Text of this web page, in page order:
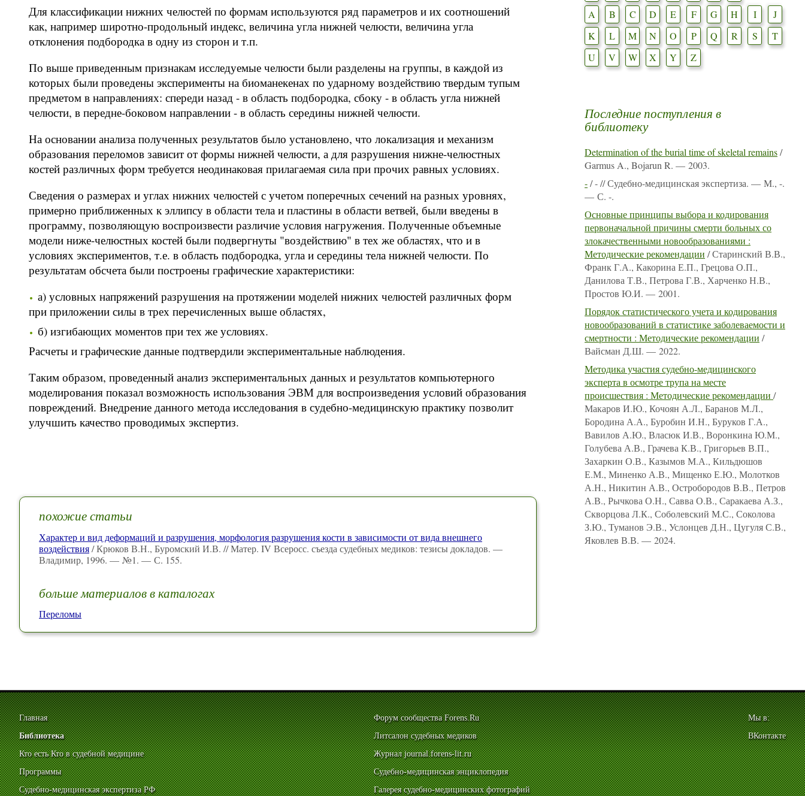
Для классификации нижних челюстей по формам используются ряд параметров и их соотношений
как, например широтно-продольный индекс, величина угла нижней челюсти, величина угла
отклонения подбородка в одну из сторон и т.п.
По выше приведенным признакам исследуемые челюсти были разделены на группы, в каждой из
которых были проведены эксперименты на биоманекенах по ударному воздействию твердым тупым
предметом в направлениях: спереди назад - в область подбородка, сбоку - в область угла нижней
челюсти, в передне-боковом направлении - в область середины нижней челюсти.
На основании анализа полученных результатов было установлено, что локализация и механизм
образования переломов зависит от формы нижней челюсти, а для разрушения нижне-челюстных
костей различных форм требуется неодинаковая прилагаемая сила при прочих равных условиях.
Сведения о размерах и углах нижних челюстей с учетом поперечных сечений на разных уровнях,
примерно приближенных к эллипсу в области тела и пластины в области ветвей, были введены в
программу, позволяющую воспроизвести различие условия нагружения. Полученные объемные
модели ниже-челюстных костей были подвергнуты "воздействию" в тех же областях, что и в
условиях экспериментов, т.е. в область подбородка, угла и середины тела нижней челюсти. По
результатам обсчета были построены графические характеристики:
а) условных напряжений разрушения на протяжении моделей нижних челюстей различных форм
при приложении силы в трех перечисленных выше областях,
б) изгибающих моментов при тех же условиях.
Расчеты и графические данные подтвердили экспериментальные наблюдения.
Таким образом, проведенный анализ экспериментальных данных и результатов компьютерного
моделирования показал возможность использования ЭВМ для воспроизведения условий образования
повреждений. Внедрение данного метода исследования в судебно-медицинскую практику позволит
улучшить качество проводимых экспертиз.
похожие статьи
Характер и вид деформаций и разрушения, морфология разрушения кости в зависимости от вида внешнего
воздействия/ Крюков В.Н., Буромский И.В. // Матер. IV Всеросс. съезда судебных медиков: тезисы докладов. —
Владимир, 1996. — №1. — С. 155.
больше материалов в каталогах
Переломы
A
B C D E F G H I
J
K
L M N O P Q R S
T
U
V W X Y Z
Последние поступления в
библиотеку
Determination of the burial time of skeletal remains/
Garmus A., Bojarun R. — 2003.
-/ - // Судебно-медицинская экспертиза. — М., -.
— С. -.
Основные принципы выбора и кодирования
первоначальной причины смерти больных со
злокачественными новообразованиями :
Методические рекомендации / Старинский В.В.,
Франк Г.А., Какорина Е.П., Грецова О.П.,
Данилова Т.В., Петрова Г.В., Харченко Н.В.,
Простов Ю.И. — 2001.
Порядок статистического учета и кодирования
новообразований в статистике заболеваемости и
смертности : Методические рекомендации /
Вайсман Д.Ш. — 2022.
Методика участия судебно-медицинского
эксперта в осмотре трупа на месте
происшествия : Методические рекомендации /
Макаров И.Ю., Кочоян А.Л., Баранов М.Л.,
Бородина А.А., Буробин И.Н., Буруков Г.А.,
Вавилов А.Ю., Власюк И.В., Воронкина Ю.М.,
Голубева А.В., Грачева К.В., Григорьев В.П.,
Захаркин О.В., Казымов М.А., Кильдюшов
Е.М., Миненко А.В., Мищенко Е.Ю., Молотков
А.Н., Никитин А.В., Остробородов В.В., Петров
А.В., Рычкова О.Н., Савва О.В., Саракаева А.З.,
Скворцова Л.К., Соболевский М.С., Соколова
З.Ю., Туманов Э.В., Услонцев Д.Н., Цугуля С.В.,
Яковлев В.В. — 2024.
Главная
Библиотека
Кто есть Кто в судебной медицине
Программы
Судебно-медицинская экспертиза РФ
Форум сообщества Forens.Ru
Литсалон судебных медиков
Журнал journal.forens-lit.ru
Судебно-медицинская энциклопедия
Галерея судебно-медицинских фотографий
Мы в:
ВКонтакте